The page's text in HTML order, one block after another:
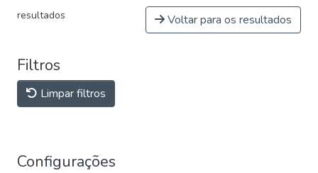
resultados Voltar para os resultados
Filtros
Limpar filtros
Configurações